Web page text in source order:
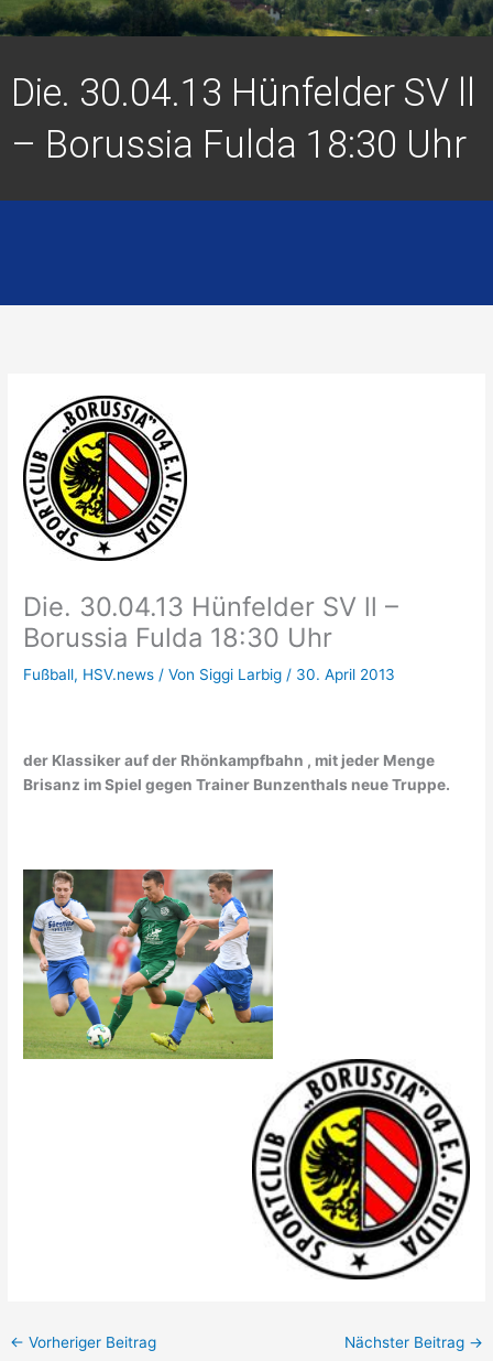
Die. 30.04.13 Hünfelder SV ll
– Borussia Fulda 18:30 Uhr
Die. 30.04.13 Hünfelder SV ll –
Borussia Fulda 18:30 Uhr
Fußball, HSV.news / Von Siggi Larbig / 30. April 2013
der Klassiker auf der Rhönkampfbahn , mit jeder Menge
Brisanz im Spiel gegen Trainer Bunzenthals neue Truppe.
← Vorheriger Beitrag Nächster Beitrag →